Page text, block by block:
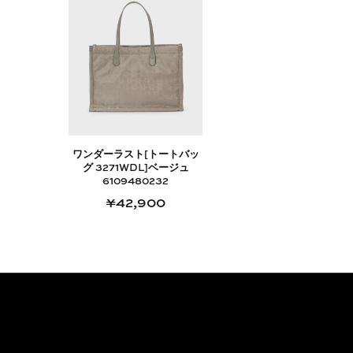
ワンダーラスト[トートバッ
グ 3271WDL]ベージュ
6109480232
¥42,900